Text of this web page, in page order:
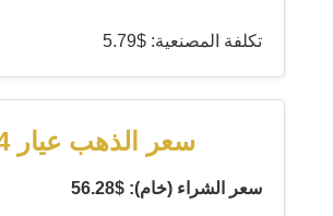
تكلفة المصنعية: $5.79
سعر الذهب عيار 14
سعر الشراء (خام): $56.28